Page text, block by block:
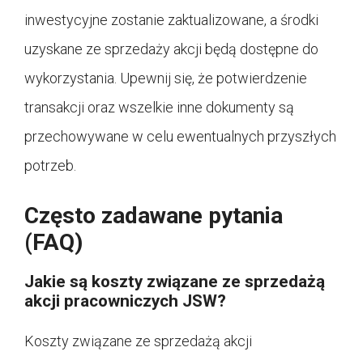
inwestycyjne zostanie zaktualizowane, a środki
uzyskane ze sprzedaży akcji będą dostępne do
wykorzystania. Upewnij się, że potwierdzenie
transakcji oraz wszelkie inne dokumenty są
przechowywane w celu ewentualnych przyszłych
potrzeb.
Często zadawane pytania
(FAQ)
Jakie są koszty związane ze sprzedażą
akcji pracowniczych JSW?
Koszty związane ze sprzedażą akcji